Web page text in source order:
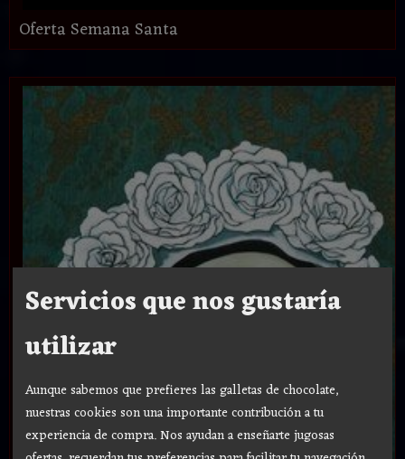
Oferta Semana Santa
Servicios que nos gustaría
utilizar
Aunque sabemos que prefieres las galletas de chocolate,
nuestras cookies son una importante contribución a tu
experiencia de compra. Nos ayudan a enseñarte jugosas